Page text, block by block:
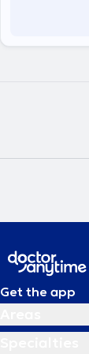
surgery,
Get the app